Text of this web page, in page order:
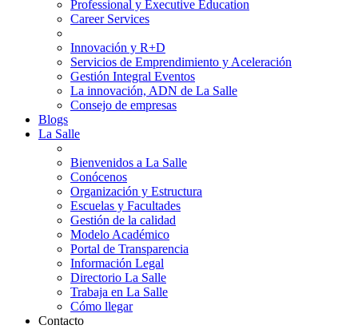
Professional y Executive Education
Career Services
Innovación y R+D
Servicios de Emprendimiento y Aceleración
Gestión Integral Eventos
La innovación, ADN de La Salle
Consejo de empresas
Blogs
La Salle
Bienvenidos a La Salle
Conócenos
Organización y Estructura
Escuelas y Facultades
Gestión de la calidad
Modelo Académico
Portal de Transparencia
Información Legal
Directorio La Salle
Trabaja en La Salle
Cómo llegar
Contacto